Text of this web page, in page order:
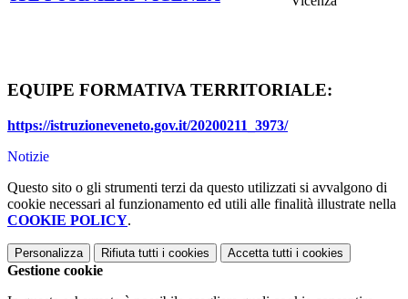
EQUIPE FORMATIVA TERRITORIALE:
https://istruzioneveneto.gov.it/20200211_3973/
Notizie
Questo sito o gli strumenti terzi da questo utilizzati si avvalgono di
cookie necessari al funzionamento ed utili alle finalità illustrate nella
COOKIE POLICY.
Personalizza Rifiuta tutti i cookies Accetta tutti i cookies
Gestione cookie